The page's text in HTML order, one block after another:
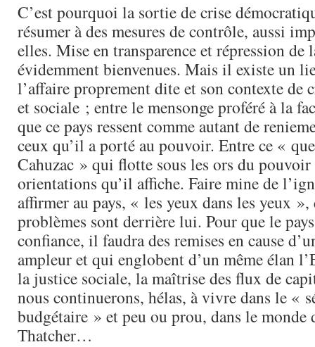
C’est pourquoi la sortie de crise
résumer à des mesures de contrôle, aussi
elles. Mise en transparence et répression de
évidemment bienvenues. Mais il existe un
l’affaire proprement dite et son contexte de
et sociale ; entre le mensonge proféré à la
que ce pays ressent comme autant de
ceux qu’il a porté au pouvoir. Entre ce «
Cahuzac » qui flotte sous les ors du pouvoir
orientations qu’il affiche. Faire mine de
affirmer au pays, « les yeux dans les yeux »,
problèmes sont derrière lui. Pour que le
confiance, il faudra des remises en cause
ampleur et qui englobent d’un même élan
la justice sociale, la maîtrise des flux de
nous continuerons, hélas, à vivre dans le «
budgétaire » et peu ou prou, dans le monde
Thatcher…